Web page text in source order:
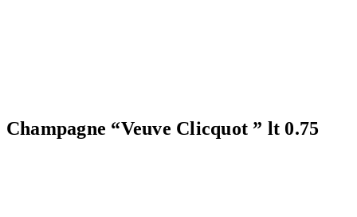
Champagne “Veuve Clicquot ” lt 0.75